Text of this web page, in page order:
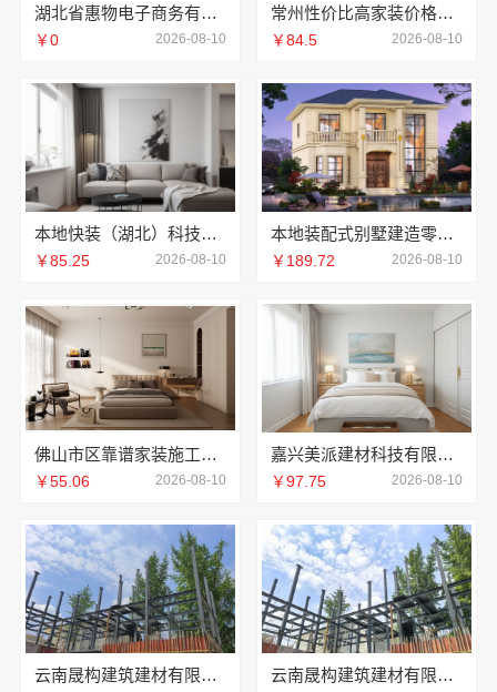
湖北省惠物电子商务有限公司：最新生鲜食品网站价格汇总
￥0 2026-08-10
常州性价比高家装价格清单，常州宜居佳装饰
￥84.5 2026-08-10
本地快装（湖北）科技有限公司：武汉周边闪电施工居家装修一楼带院
￥85.25 2026-08-10
本地装配式别墅建造零增项，重庆御墅建筑材料有限公司
￥189.72 2026-08-10
佛山市区靠谱家装施工推荐佛山市雅居美家建筑装饰工程有限公司
￥55.06 2026-08-10
嘉兴美派建材科技有限公司本地定制性价比高
￥97.75 2026-08-10
云南晟构建筑建材有限公司-昆明重钢装配式别墅终身维保，托付安心 云南晟构建筑建材有限公司-盘龙重钢装配式别墅保温隔热，四季宜居